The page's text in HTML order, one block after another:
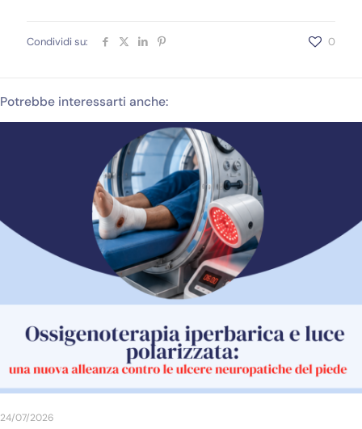
Condividi su: 0
Potrebbe interessarti anche:
24/07/2026